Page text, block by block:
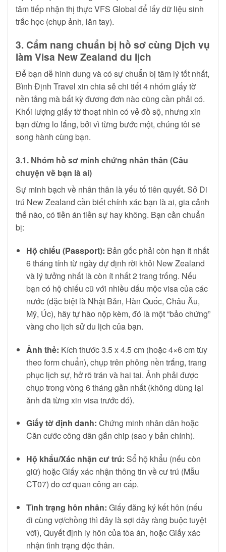
tâm tiếp nhận thị thực VFS Global để lấy dữ liệu sinh
trắc học (chụp ảnh, lăn tay).
3. Cẩm nang chuẩn bị hồ sơ cùng Dịch vụ
làm Visa New Zealand du lịch
Để bạn dễ hình dung và có sự chuẩn bị tâm lý tốt nhất,
Bình Định Travel xin chia sẻ chi tiết 4 nhóm giấy tờ
nền tảng mà bất kỳ đương đơn nào cũng cần phải có.
Khối lượng giấy tờ thoạt nhìn có vẻ đồ sộ, nhưng xin
bạn đừng lo lắng, bởi vì từng bước một, chúng tôi sẽ
song hành cùng bạn.
3.1. Nhóm hồ sơ minh chứng nhân thân (Câu
chuyện về bạn là ai)
Sự minh bạch về nhân thân là yếu tố tiên quyết. Sở Di
trú New Zealand cần biết chính xác bạn là ai, gia cảnh
thế nào, có tiền án tiền sự hay không. Bạn cần chuẩn
bị:
Hộ chiếu (Passport): Bản gốc phải còn hạn ít nhất
6 tháng tính từ ngày dự định rời khỏi New Zealand
và lý tưởng nhất là còn ít nhất 2 trang trống. Nếu
bạn có hộ chiếu cũ với nhiều dấu mộc visa của các
nước (đặc biệt là Nhật Bản, Hàn Quốc, Châu Âu,
Mỹ, Úc), hãy tự hào nộp kèm, đó là một “bảo chứng”
vàng cho lịch sử du lịch của bạn.
Ảnh thẻ: Kích thước 3.5 x 4.5 cm (hoặc 4×6 cm tùy
theo form chuẩn), chụp trên phông nền trắng, trang
phục lịch sự, hở rõ trán và hai tai. Ảnh phải được
chụp trong vòng 6 tháng gần nhất (không dùng lại
ảnh đã từng xin visa trước đó).
Giấy tờ định danh: Chứng minh nhân dân hoặc
Căn cước công dân gắn chip (sao y bản chính).
Hộ khẩu/Xác nhận cư trú: Sổ hộ khẩu (nếu còn
giữ) hoặc Giấy xác nhận thông tin về cư trú (Mẫu
CT07) do cơ quan công an cấp.
Tình trạng hôn nhân: Giấy đăng ký kết hôn (nếu
đi cùng vợ/chồng thì đây là sợi dây ràng buộc tuyệt
vời), Quyết định ly hôn của tòa án, hoặc Giấy xác
nhận tình trạng độc thân.